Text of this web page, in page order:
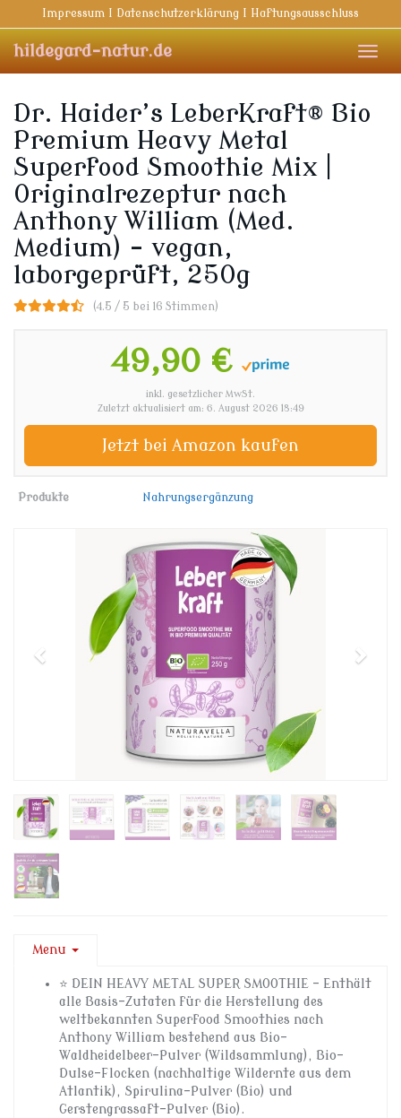
to
main
content
Impressum I Datenschutzerklärung I Haftungsausschluss
hildegard-natur.de
Dr. Haider’s LeberKraft® Bio
Premium Heavy Metal
Superfood Smoothie Mix |
Originalrezeptur nach
Anthony William (Med.
Medium) – vegan,
laborgeprüft, 250g
(4.5 / 5 bei 16 Stimmen)
49,90 €
inkl. gesetzlicher MwSt.
Zuletzt aktualisiert am: 6. August 2026 18:49
Jetzt bei Amazon kaufen
Produkte Nahrungsergänzung
Menu
⭐ DEIN HEAVY METAL SUPER SMOOTHIE – Enthält
alle Basis-Zutaten für die Herstellung des
weltbekannten Superfood Smoothies nach
Anthony William bestehend aus Bio-
Waldheidelbeer-Pulver (Wildsammlung), Bio-
Dulse-Flocken (nachhaltige Wildernte aus dem
Atlantik), Spirulina-Pulver (Bio) und
Gerstengrassaft-Pulver (Bio).